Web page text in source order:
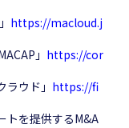
https://macloud.j
」 https://cor
ウド」 https://fi
トを提供するM&A